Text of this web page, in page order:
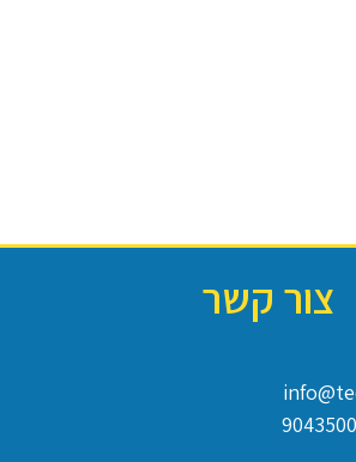
צור קשר